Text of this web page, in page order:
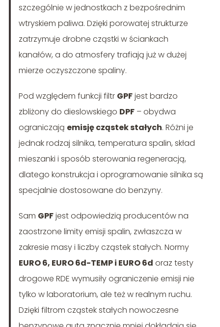
szczególnie w jednostkach z bezpośrednim
wtryskiem paliwa. Dzięki porowatej strukturze
zatrzymuje drobne cząstki w ściankach
kanałów, a do atmosfery trafiają już w dużej
mierze oczyszczone spaliny.
Pod względem funkcji filtr GPFjest bardzo
zbliżony do dieslowskiego DPF– obydwa
ograniczają emisję cząstek stałych. Różni je
jednak rodzaj silnika, temperatura spalin, skład
mieszanki i sposób sterowania regeneracją,
dlatego konstrukcja i oprogramowanie silnika są
specjalnie dostosowane do benzyny.
Sam GPFjest odpowiedzią producentów na
zaostrzone limity emisji spalin, zwłaszcza w
zakresie masy i liczby cząstek stałych. Normy
EURO 6, EURO 6d-TEMP i EURO 6d oraz testy
drogowe RDE wymusiły ograniczenie emisji nie
tylko w laboratorium, ale też w realnym ruchu.
Dzięki filtrom cząstek stałych nowoczesne